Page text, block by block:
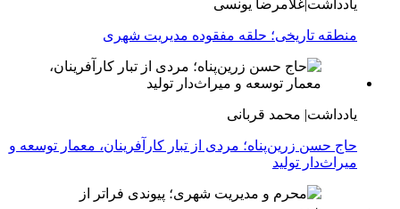
یادداشت|غلامرضا یونسی
منطقه تاریخی؛ حلقه مفقوده مدیریت شهری
یادداشت| محمد قربانی
حاج حسن زرین‌پناه؛ مردی از تبار کارآفرینان، معمار توسعه و
میراث‌دار تولید